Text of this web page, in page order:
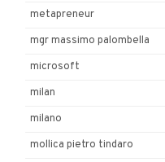
metapreneur
mgr massimo palombella
microsoft
milan
milano
mollica pietro tindaro